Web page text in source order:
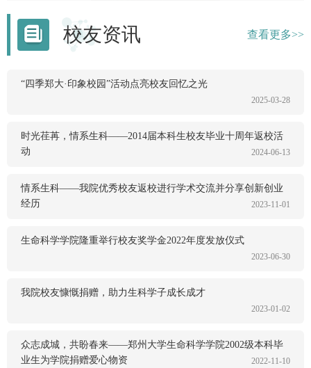
个人简介：付如意，女，共青团员，郑州大学生命科学学院2022
级生物技术专业2班，担任班级学习委员。付如意同学品学兼
优，勤学笃行，连续四年专业排名第一，多次综测排名第一。曾
优秀班干部、优秀团员等多项荣誉，已保研至清华大学。学海初
探，以勤为桨在步入大学之前，我的世界里似乎只有学习二字。
此，初入大...
校友资讯 查看更多>>
“四季郑大·印象校园”活动点亮校友回忆之光
2025-03-28
时光荏苒，情系生科——2014届本科生校友毕业十周年返校活
动
2024-06-13
情系生科——我院优秀校友返校进行学术交流并分享创新创业
经历
2023-11-01
生命科学学院隆重举行校友奖学金2022年度发放仪式
2023-06-30
我院校友慷慨捐赠，助力生科学子成长成才
2023-01-02
众志成城，共盼春来——郑州大学生命科学学院2002级本科毕
业生为学院捐赠爱心物资
2022-11-10